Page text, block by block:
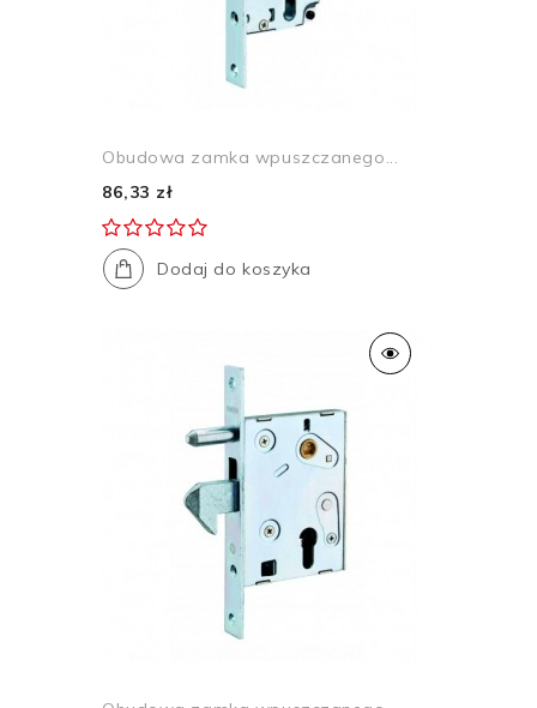
Obudowa zamka wpuszczanego...
86,33 zł
Dodaj do koszyka